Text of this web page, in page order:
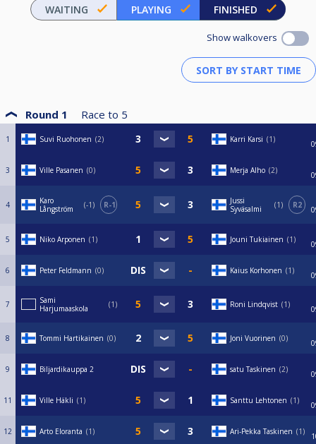
WAITING PLAYING FINISHED
Show walkovers
Round 1 Race to 5
1 Suvi Ruohonen 2 Karri Karsi 1
3 Ville Pasanen 0 Merja Alho 2
4
Karo
Långström
-1 R-1
Jussi
Syväsalmi
1 R2
5 Niko Arponen 1 Jouni Tukiainen 1
6 Peter Feldmann 0 Kaius Korhonen 1
7
Sami
Harjumaaskola
1 Roni Lindqvist 1
8 Tommi Hartikainen 0 Joni Vuorinen 0
9 Biljardikauppa 2 satu Taskinen 2
11 Ville Häkli 1 Santtu Lehtonen 1
12 Arto Eloranta 1 Ari-Pekka Taskinen 1